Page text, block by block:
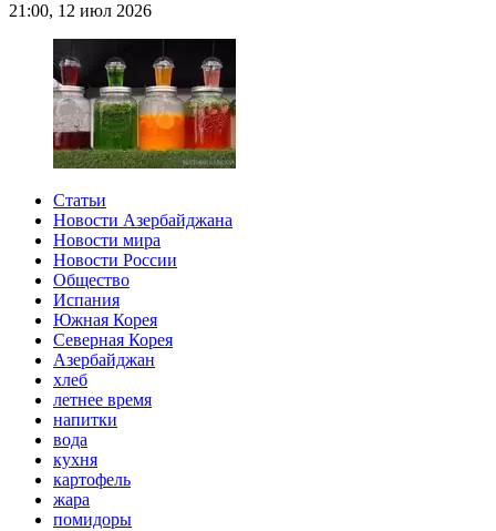
21:00, 12 июл 2026
Статьи
Новости Азербайджана
Новости мира
Новости России
Общество
Испания
Южная Корея
Северная Корея
Азербайджан
хлеб
летнее время
напитки
вода
кухня
картофель
жара
помидоры